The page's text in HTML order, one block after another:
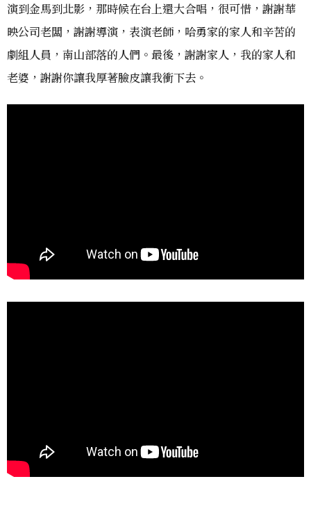
演到金馬到北影，那時候在台上還大合唱，很可惜，謝謝華
映公司老闆，謝謝導演，表演老師，哈勇家的家人和辛苦的
劇組人員，南山部落的人們。最後，謝謝家人，我的家人和
老婆，謝謝你讓我厚著臉皮讓我衝下去。